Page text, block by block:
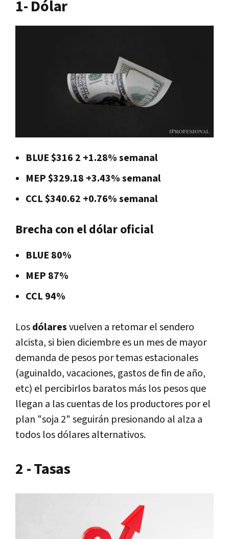
1- Dólar
BLUE $316 2 +1.28% semanal
MEP $329.18 +3.43% semanal
CCL $340.62 +0.76% semanal
Brecha con el dólar oficial
BLUE 80%
MEP 87%
CCL 94%
Losdólaresvuelven a retomar el sendero
alcista, si bien diciembre es un mes de mayor
demanda de pesos por temas estacionales
(aguinaldo, vacaciones, gastos de fin de año,
etc) el percibirlos baratos más los pesos que
llegan a las cuentas de los productores por el
plan "soja 2" seguirán presionando al alza a
todos los dólares alternativos.
2 - Tasas